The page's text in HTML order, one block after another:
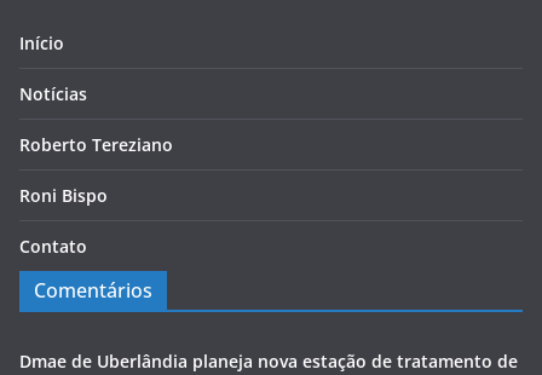
Início
Notícias
Roberto Tereziano
Roni Bispo
Contato
Comentários
Dmae de Uberlândia planeja nova estação de tratamento de